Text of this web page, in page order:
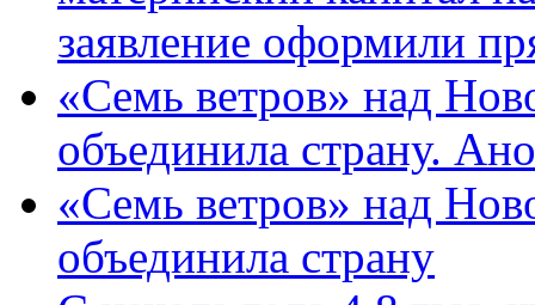
заявление оформили
«Семь ветров» над
объединила страну.
«Семь ветров» над
объединила страну